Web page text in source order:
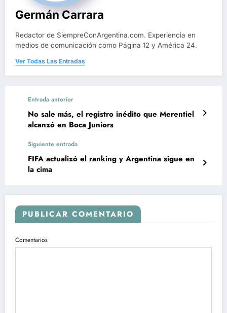
Germán Carrara
Redactor de SiempreConArgentina.com. Experiencia en
medios de comunicación como Página 12 y América 24.
Ver Todas Las Entradas
Entrada anterior
No sale más, el registro inédito que Merentiel
alcanzó en Boca Juniors
Siguiente entrada
FIFA actualizó el ranking y Argentina sigue en
la cima
PUBLICAR COMENTARIO
Comentarios